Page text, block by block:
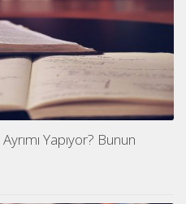
Yapıyor? Bunun